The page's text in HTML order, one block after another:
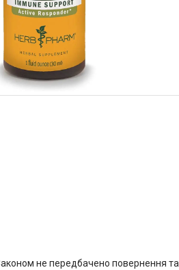
Законом не передбачено повернення